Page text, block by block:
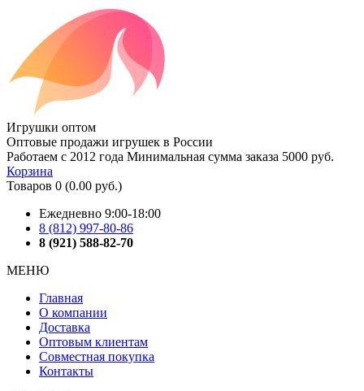
Игрушки оптом
Оптовые продажи игрушек в России
Работаем с 2012 года Минимальная сумма заказа 5000 руб.
Корзина
Товаров 0 (0.00 руб.)
Ежедневно 9:00-18:00
8 (812) 997-80-86
8 (921) 588-82-70
МЕНЮ
Главная
О компании
Доставка
Оптовым клиентам
Совместная покупка
Контакты